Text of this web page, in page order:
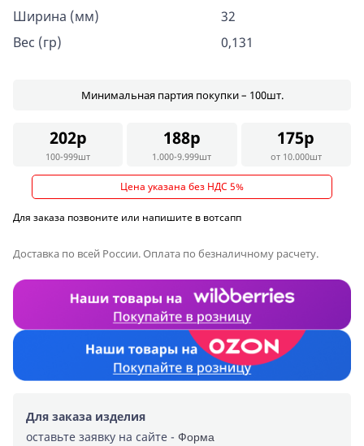
Ширина (мм)
32
Вес (гр)
0,131
Минимальная партия покупки – 100шт.
202р
100-999шт
188р
1.000-9.999шт
175р
от 10.000шт
Цена указана без НДС 5%
Для заказа позвоните или напишите в вотсапп
Доставка по всей России. Оплата по безналичному расчету.
Для заказа изделия
оставьте заявку на сайте - Форма